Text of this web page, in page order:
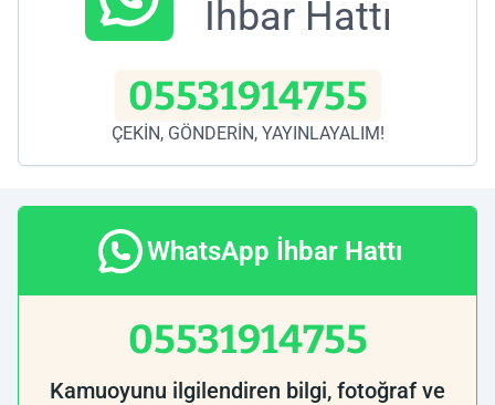
İhbar Hattı
05531914755
ÇEKİN, GÖNDERİN, YAYINLAYALIM!
WhatsApp İhbar Hattı
05531914755
Kamuoyunu ilgilendiren bilgi, fotoğraf ve